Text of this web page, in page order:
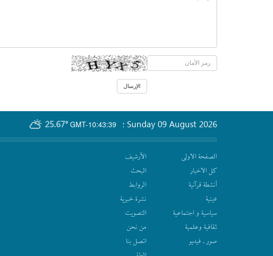
GMT-10:43:39
25.67° Sunday 09 August 2026 ؛
الصفحة الاولى
كل الاخبار
أنشطة قرآنیة
دينية
سیاسیة و اجتماعیة
ثقافیة وعلمیة
صور ـ فيديو
الأرشیف
البحث
الروابط
نشرة‌ خبریة
التصويت
من نحن
اتصل بنا